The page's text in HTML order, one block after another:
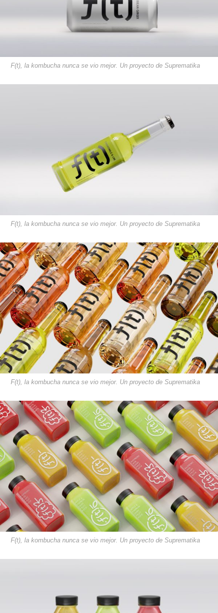
F(t), la kombucha nunca se vio mejor. Un proyecto de Suprematika
F(t), la kombucha nunca se vio mejor. Un proyecto de Suprematika
F(t), la kombucha nunca se vio mejor. Un proyecto de Suprematika
F(t), la kombucha nunca se vio mejor. Un proyecto de Suprematika